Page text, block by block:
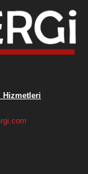
Hizmetleri